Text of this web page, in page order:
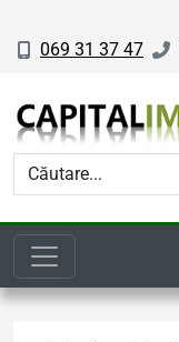
069 31 37 47